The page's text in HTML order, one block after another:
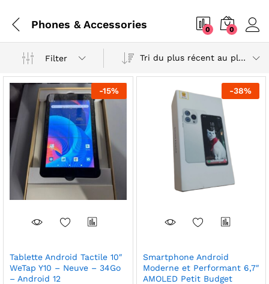
Phones & Accessories 0 0
Filter Tri du plus récent au plus ancien
-15%
Tablette Android Tactile 10″
WeTap Y10 – Neuve – 34Go
– Android 12
-38%
Smartphone Android
Moderne et Performant 6,7″
AMOLED Petit Budget